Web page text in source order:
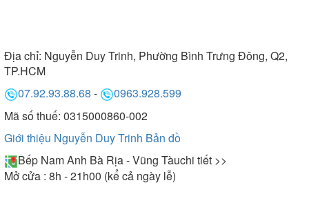
Địa chỉ: Nguyễn Duy Trinh, Phường Bình Trưng Đông, Q2,
TP.HCM
07.92.93.88.68 -
0963.928.599
Mã số thuế: 0315000860-002
Giới thiệu Nguyễn Duy Trinh Bản đồ
Bếp Nam Anh Bà Rịa - Vũng Tàuchi tiết >>
Mở cửa : 8h - 21h00 (kể cả ngày lễ)